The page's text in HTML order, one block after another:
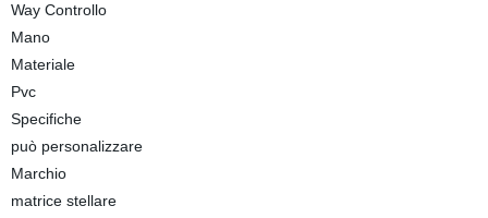
Way Controllo
Mano
Materiale
Pvc
Specifiche
può personalizzare
Marchio
matrice stellare